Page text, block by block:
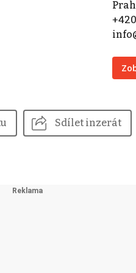
Sdílet inzerát